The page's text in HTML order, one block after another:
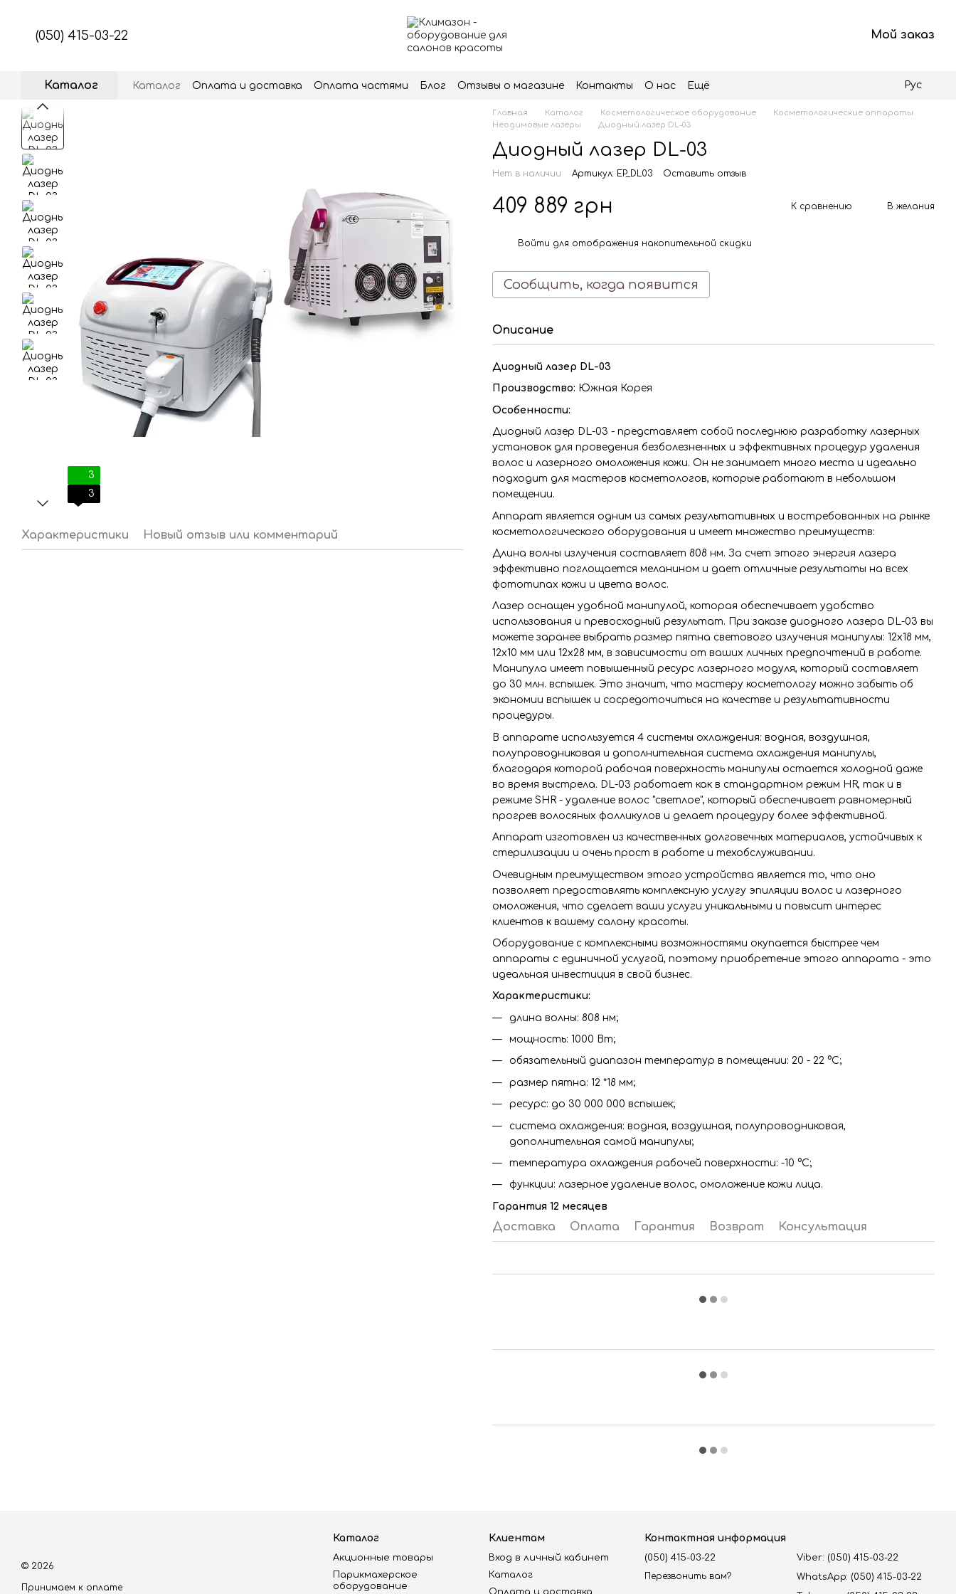
(050) 415-03-22 Мой заказ
Каталог Каталог Оплата и доставка Оплата частями Блог Отзывы о магазине Контакты О нас Ещё Рус
3
3
Характеристики Новый отзыв или комментарий
Главная Каталог Косметологическое оборудование
Косметологические аппараты
Неодимовые лазеры
Диодный лазер DL-03
Диодный лазер DL-03
Нет в наличии Артикул: EP_DL03 Оставить отзыв
409 889 грн К сравнению В желания
Войти для отображения накопительной скидки
Сообщить, когда появится
Описание
Диодный лазер DL-03
Производство: Южная Корея
Особенности:
Диодный лазер DL-03 - представляет собой последнюю разработку лазерных
установок для проведения безболезненных и эффективных процедур удаления
волос и лазерного омоложения кожи. Он не занимает много места и идеально
подходит для мастеров косметологов, которые работают в небольшом
помещении.
Аппарат является одним из самых результативных и востребованных на рынке
косметологического оборудования и имеет множество преимуществ:
Длина волны излучения составляет 808 нм. За счет этого энергия лазера
эффективно поглощается меланином и дает отличные результаты на всех
фототипах кожи и цвета волос.
Лазер оснащен удобной манипулой, которая обеспечивает удобство
использования и превосходный результат. При заказе диодного лазера DL-03 вы
можете заранее выбрать размер пятна светового излучения манипулы: 12х18 мм,
12х10 мм или 12х28 мм, в зависимости от ваших личных предпочтений в работе.
Манипула имеет повышенный ресурс лазерного модуля, который составляет
до 30 млн. вспышек. Это значит, что мастеру косметологу можно забыть об
экономии вспышек и сосредоточиться на качестве и результативности
процедуры.
В аппарате используется 4 системы охлаждения: водная, воздушная,
полупроводниковая и дополнительная система охлаждения манипулы,
благодаря которой рабочая поверхность манипулы остается холодной даже
во время выстрела. DL-03 работает как в стандартном режим HR, так и в
режиме SHR - удаление волос "светлое", который обеспечивает равномерный
прогрев волосяных фолликулов и делает процедуру более эффективной.
Аппарат изготовлен из качественных долговечных материалов, устойчивых к
стерилизации и очень прост в работе и техобслуживании.
Очевидным преимуществом этого устройства является то, что оно
позволяет предоставлять комплексную услугу эпиляции волос и лазерного
омоложения, что сделает ваши услуги уникальными и повысит интерес
клиентов к вашему салону красоты.
Оборудование с комплексными возможностями окупается быстрее чем
аппараты с единичной услугой, поэтому приобретение этого аппарата - это
идеальная инвестиция в свой бизнес.
Характеристики:
длина волны: 808 нм;
мощность: 1000 Вт;
обязательный диапазон температур в помещении: 20 - 22 °С;
размер пятна: 12 *18 мм;
ресурс: до 30 000 000 вспышек;
система охлаждения: водная, воздушная, полупроводниковая,
дополнительная самой манипулы;
температура охлаждения рабочей поверхности: -10 °С;
функции: лазерное удаление волос, омоложение кожи лица.
Гарантия 12 месяцев
Доставка Оплата Гарантия Возврат Консультация
© 2026
Принимаем к оплате
Каталог
Акционные товары
Парикмахерское
оборудование
Клиентам
Вход в личный кабинет
Каталог
Оплата и доставка
Контактная информация
(050) 415-03-22
Перезвонить вам?
Viber: (050) 415-03-22
WhatsApp: (050) 415-03-22